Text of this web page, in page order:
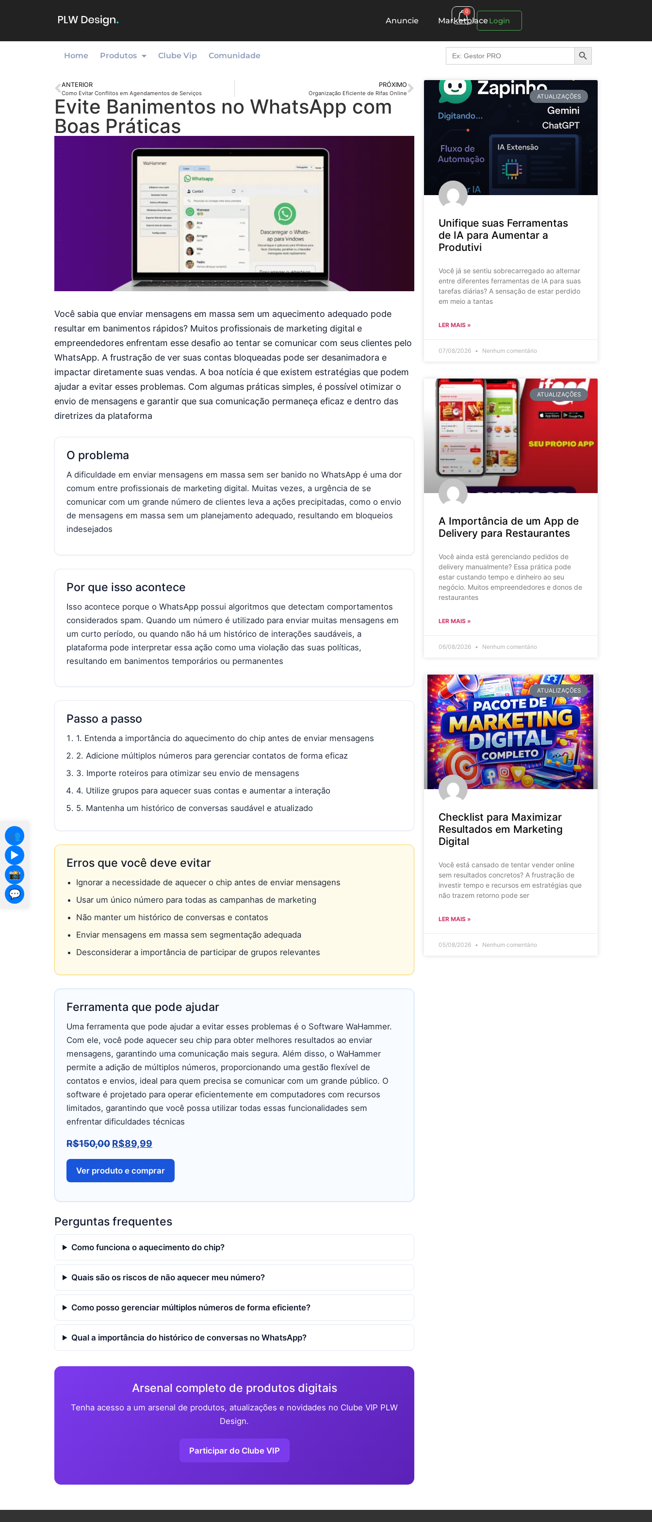
Anuncie Marketplace
0
Login
Home Produtos Clube Vip Comunidade
Search
for:
Search Button
ANTERIOR
Como Evitar Conflitos em Agendamentos de Serviços
PRÓXIMO
Organização Eficiente de Rifas Online
Evite Banimentos no WhatsApp com
Boas Práticas
Você sabia que enviar mensagens em massa sem um aquecimento adequado pode
resultar em banimentos rápidos? Muitos profissionais de marketing digital e
empreendedores enfrentam esse desafio ao tentar se comunicar com seus clientes pelo
WhatsApp. A frustração de ver suas contas bloqueadas pode ser desanimadora e
impactar diretamente suas vendas. A boa notícia é que existem estratégias que podem
ajudar a evitar esses problemas. Com algumas práticas simples, é possível otimizar o
envio de mensagens e garantir que sua comunicação permaneça eficaz e dentro das
diretrizes da plataforma
O problema
A dificuldade em enviar mensagens em massa sem ser banido no WhatsApp é uma dor
comum entre profissionais de marketing digital. Muitas vezes, a urgência de se
comunicar com um grande número de clientes leva a ações precipitadas, como o envio
de mensagens em massa sem um planejamento adequado, resultando em bloqueios
indesejados
Por que isso acontece
Isso acontece porque o WhatsApp possui algoritmos que detectam comportamentos
considerados spam. Quando um número é utilizado para enviar muitas mensagens em
um curto período, ou quando não há um histórico de interações saudáveis, a
plataforma pode interpretar essa ação como uma violação das suas políticas,
resultando em banimentos temporários ou permanentes
Passo a passo
1. Entenda a importância do aquecimento do chip antes de enviar mensagens
2. Adicione múltiplos números para gerenciar contatos de forma eficaz
3. Importe roteiros para otimizar seu envio de mensagens
4. Utilize grupos para aquecer suas contas e aumentar a interação
5. Mantenha um histórico de conversas saudável e atualizado
Erros que você deve evitar
Ignorar a necessidade de aquecer o chip antes de enviar mensagens
Usar um único número para todas as campanhas de marketing
Não manter um histórico de conversas e contatos
Enviar mensagens em massa sem segmentação adequada
Desconsiderar a importância de participar de grupos relevantes
Ferramenta que pode ajudar
Uma ferramenta que pode ajudar a evitar esses problemas é o Software WaHammer.
Com ele, você pode aquecer seu chip para obter melhores resultados ao enviar
mensagens, garantindo uma comunicação mais segura. Além disso, o WaHammer
permite a adição de múltiplos números, proporcionando uma gestão flexível de
contatos e envios, ideal para quem precisa se comunicar com um grande público. O
software é projetado para operar eficientemente em computadores com recursos
limitados, garantindo que você possa utilizar todas essas funcionalidades sem
enfrentar dificuldades técnicas
R$150,00 R$89,99
Ver produto e comprar
Perguntas frequentes
Como funciona o aquecimento do chip?
Quais são os riscos de não aquecer meu número?
Como posso gerenciar múltiplos números de forma eficiente?
Qual a importância do histórico de conversas no WhatsApp?
Arsenal completo de produtos digitais
Tenha acesso a um arsenal de produtos, atualizações e novidades no Clube VIP PLW
Design.
Participar do Clube VIP
ATUALIZAÇÕES
Unifique suas Ferramentas
de IA para Aumentar a
Produtivi
Você já se sentiu sobrecarregado ao alternar
entre diferentes ferramentas de IA para suas
tarefas diárias? A sensação de estar perdido
em meio a tantas
LER MAIS »
07/08/2026 Nenhum comentário
ATUALIZAÇÕES
A Importância de um App de
Delivery para Restaurantes
Você ainda está gerenciando pedidos de
delivery manualmente? Essa prática pode
estar custando tempo e dinheiro ao seu
negócio. Muitos empreendedores e donos de
restaurantes
LER MAIS »
06/08/2026 Nenhum comentário
ATUALIZAÇÕES
Checklist para Maximizar
Resultados em Marketing
Digital
Você está cansado de tentar vender online
sem resultados concretos? A frustração de
investir tempo e recursos em estratégias que
não trazem retorno pode ser
LER MAIS »
05/08/2026 Nenhum comentário
👥
▶️
📸
💬